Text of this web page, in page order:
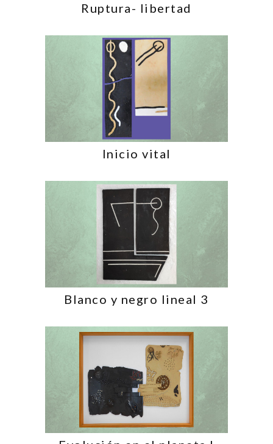
Ruptura- libertad
Inicio vital
Blanco y negro lineal 3